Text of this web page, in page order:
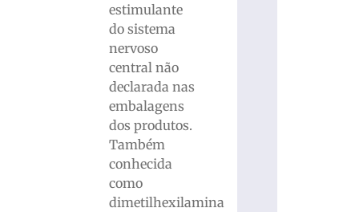
estimulante
do sistema
nervoso
central não
declarada nas
embalagens
dos produtos.
Também
conhecida
como
dimetilhexilamina